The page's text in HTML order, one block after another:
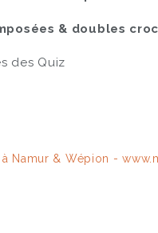
& doubles
des Quiz